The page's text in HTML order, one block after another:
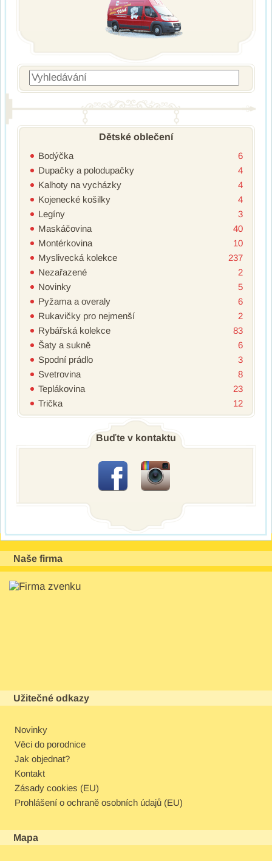
Vyhledávání
Dětské oblečení
Bodýčka
6
Dupačky a polodupačky
4
Kalhoty na vycházky
4
Kojenecké košilky
4
Legíny
3
Maskáčovina
40
Montérkovina
10
Myslivecká kolekce
237
Nezařazené
2
Novinky
5
Pyžama a overaly
6
Rukavičky pro nejmenší
2
Rybářská kolekce
83
Šaty a sukně
6
Spodní prádlo
3
Svetrovina
8
Teplákovina
23
Trička
12
Buďte v kontaktu
Naše firma
Užitečné odkazy
Novinky
Věci do porodnice
Jak objednat?
Kontakt
Zásady cookies (EU)
Prohlášení o ochraně osobních údajů (EU)
Mapa